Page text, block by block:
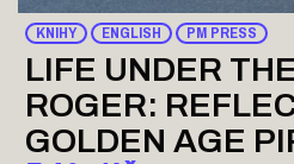
KNIHY ENGLISH PM PRESS
LIFE UNDER
ROGER:
GOLDEN AGE